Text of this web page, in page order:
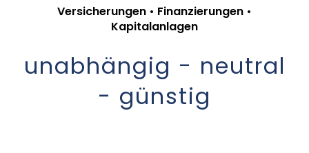
Versicherungen • Finanzierungen •
Kapitalanlagen
unabhängig - neutral
- günstig